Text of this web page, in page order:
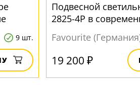
9 шт.
Подвесной
2825-4P в
Favourite
19 200 ₽